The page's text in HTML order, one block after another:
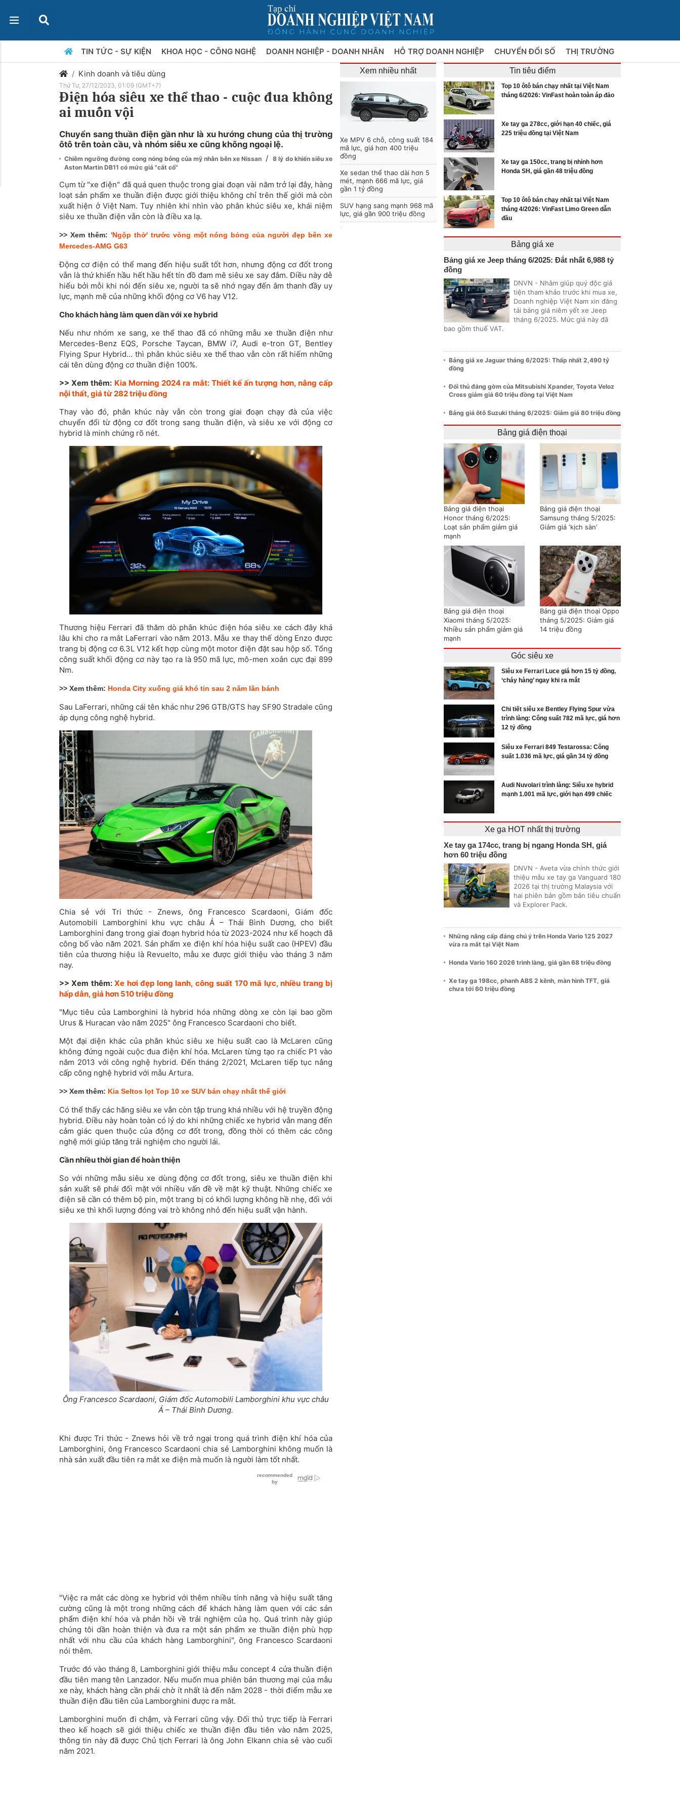
TIN TỨC - SỰ KIỆN KHOA HỌC - CÔNG NGHỆ DOANH NGHIỆP - DOANH NHÂN HỖ TRỢ DOANH NGHIỆP CHUYỂN ĐỔI SỐ THỊ TRƯỜNG
Kinh doanh và tiêu dùng
Thứ Tư, 27/12/2023, 01:09 (GMT+7)
Điện hóa siêu xe thể thao - cuộc đua không
ai muốn vội
Chuyển sang thuần điện gần như là xu hướng chung của thị trường
ôtô trên toàn cầu, và nhóm siêu xe cũng không ngoại lệ.
Chiêm ngưỡng đường cong nóng bỏng của mỹ nhân bên xe Nissan /
8 lý do khiến siêu xe
Aston Martin DB11 có mức giá "cắt cổ"
Cụm từ "xe điện" đã quá quen thuộc trong giai đoạn vài năm trở lại đây, hàng
loạt sản phẩm xe thuần điện được giới thiệu không chỉ trên thế giới mà còn
xuất hiện ở Việt Nam. Tuy nhiên khi nhìn vào phân khúc siêu xe, khái niệm
siêu xe thuần điện vẫn còn là điều xa lạ.
>> Xem thêm: 'Ngộp thở' trước vòng một nóng bỏng của người đẹp bên xe
Mercedes-AMG G63
Động cơ điện có thể mang đến hiệu suất tốt hơn, nhưng động cơ đốt trong
vẫn là thứ khiến hầu hết hầu hết tín đồ đam mê siêu xe say đắm. Điều này dễ
hiểu bởi mỗi khi nói đến siêu xe, người ta sẽ nhớ ngay đến âm thanh đầy uy
lực, mạnh mẽ của những khối động cơ V6 hay V12.
Cho khách hàng làm quen dần với xe hybrid
Nếu như nhóm xe sang, xe thể thao đã có những mẫu xe thuần điện như
Mercedes-Benz EQS, Porsche Taycan, BMW i7, Audi e-tron GT, Bentley
Flying Spur Hybrid... thì phân khúc siêu xe thể thao vẫn còn rất hiếm những
cái tên dùng động cơ thuần điện 100%.
>> Xem thêm: Kia Morning 2024 ra mắt: Thiết kế ấn tượng hơn, nâng cấp
nội thất, giá từ 282 triệu đồng
Thay vào đó, phân khúc này vẫn còn trong giai đoạn chạy đà của việc
chuyển đổi từ động cơ đốt trong sang thuần điện, và siêu xe với động cơ
hybrid là minh chứng rõ nét.
Thương hiệu Ferrari đã thăm dò phân khúc điện hóa siêu xe cách đây khá
lâu khi cho ra mắt LaFerrari vào năm 2013. Mẫu xe thay thế dòng Enzo được
trang bị động cơ 6.3L V12 kết hợp cùng một motor điện đặt sau hộp số. Tổng
công suất khối động cơ này tạo ra là 950 mã lực, mô-men xoắn cực đại 899
Nm.
>> Xem thêm: Honda City xuống giá khó tin sau 2 năm lăn bánh
Sau LaFerrari, những cái tên khác như 296 GTB/GTS hay SF90 Stradale cũng
áp dụng công nghệ hybrid.
Chia sẻ với Tri thức - Znews, ông Francesco Scardaoni, Giám đốc
Automobili Lamborghini khu vực châu Á – Thái Bình Dương, cho biết
Lamborghini đang trong giai đoạn hybrid hóa từ 2023-2024 như kế hoạch đã
công bố vào năm 2021. Sản phẩm xe điện khí hóa hiệu suất cao (HPEV) đầu
tiên của thương hiệu là Revuelto, mẫu xe được giới thiệu vào tháng 3 năm
nay.
>> Xem thêm:Xe hơi đẹp long lanh, công suất 170 mã lực, nhiều trang bị
hấp dẫn, giá hơn 510 triệu đồng
"Mục tiêu của Lamborghini là hybrid hóa những dòng xe còn lại bao gồm
Urus & Huracan vào năm 2025" ông Francesco Scardaoni cho biết.
Một đại diện khác của phân khúc siêu xe hiệu suất cao là McLaren cũng
không đứng ngoài cuộc đua điện khí hóa. McLaren từng tạo ra chiếc P1 vào
năm 2013 với công nghệ hybrid. Đến tháng 2/2021, McLaren tiếp tục nâng
cấp công nghệ hybrid với mẫu Artura.
>> Xem thêm: Kia Seltos lọt Top 10 xe SUV bán chạy nhất thế giới
Có thể thấy các hãng siêu xe vẫn còn tập trung khá nhiều với hệ truyền động
hybrid. Điều này hoàn toàn có lý do khi những chiếc xe hybrid vẫn mang đến
cảm giác quen thuộc của động cơ đốt trong, đồng thời có thêm các công
nghệ mới giúp tăng trải nghiệm cho người lái.
Cần nhiều thời gian để hoàn thiện
So với những mẫu siêu xe dùng động cơ đốt trong, siêu xe thuần điện khi
sản xuất sẽ phải đối mặt với nhiều vấn đề về mặt kỹ thuật. Những chiếc xe
điện sẽ cần có thêm bộ pin, một trang bị có khối lượng không hề nhẹ, đối với
siêu xe thì khối lượng đóng vai trò không nhỏ đến hiệu suất vận hành.
Ông Francesco Scardaoni, Giám đốc Automobili Lamborghini khu vực châu
Á – Thái Bình Dương.
Khi được Tri thức - Znews hỏi về trở ngại trong quá trình điện khí hóa của
Lamborghini, ông Francesco Scardaoni chia sẻ Lamborghini không muốn là
nhà sản xuất đầu tiên ra mắt xe điện mà muốn là người làm tốt nhất.
"Việc ra mắt các dòng xe hybrid với thêm nhiều tính năng và hiệu suất tăng
cường cũng là một trong những cách để khách hàng làm quen với các sản
phẩm điện khí hóa và phản hồi về trải nghiệm của họ. Quá trình này giúp
chúng tôi dần hoàn thiện và đưa ra một sản phẩm xe thuần điện phù hợp
nhất với nhu cầu của khách hàng Lamborghini", ông Francesco Scardaoni
nói thêm.
Trước đó vào tháng 8, Lamborghini giới thiệu mẫu concept 4 cửa thuần điện
đầu tiên mang tên Lanzador. Nếu muốn mua phiên bản thương mại của mẫu
xe này, khách hàng cần phải chờ ít nhất là đến năm 2028 - thời điểm mẫu xe
thuần điện đầu tiên của Lamborghini được ra mắt.
Lamborghini muốn đi chậm, và Ferrari cũng vậy. Đối thủ trực tiếp là Ferrari
theo kế hoạch sẽ giới thiệu chiếc xe thuần điện đầu tiên vào năm 2025,
thông tin này đã được Chủ tịch Ferrari là ông John Elkann chia sẻ vào cuối
năm 2021.
Xem nhiều nhất
Xe MPV 6 chỗ, công suất 184
mã lực, giá hơn 400 triệu
đồng
Xe sedan thể thao dài hơn 5
mét, mạnh 666 mã lực, giá
gần 1 tỷ đồng
SUV hạng sang mạnh 968 mã
lực, giá gần 900 triệu đồng
Tin tiêu điểm
Top 10 ôtô bán chạy nhất tại Việt Nam
tháng 6/2026: VinFast hoàn toàn áp đảo
Xe tay ga 278cc, giới hạn 40 chiếc, giá
225 triệu đồng tại Việt Nam
Xe tay ga 150cc, trang bị nhỉnh hơn
Honda SH, giá gần 48 triệu đồng
Top 10 ôtô bán chạy nhất tại Việt Nam
tháng 4/2026: VinFast Limo Green dẫn
đầu
Bảng giá xe
Bảng giá xe Jeep tháng 6/2025: Đắt nhất 6,988 tỷ
đồng
DNVN - Nhằm giúp quý độc giả
tiện tham khảo trước khi mua xe,
Doanh nghiệp Việt Nam xin đăng
tải bảng giá niêm yết xe Jeep
tháng 6/2025. Mức giá này đã
bao gồm thuế VAT.
Bảng giá xe Jaguar tháng 6/2025: Thấp nhất 2,490 tỷ
đồng
Đối thủ đáng gờm của Mitsubishi Xpander, Toyota Veloz
Cross giảm giá 60 triệu đồng tại Việt Nam
Bảng giá ôtô Suzuki tháng 6/2025: Giảm giá 80 triệu đồng
Bảng giá điện thoại
Bảng giá điện thoại
Honor tháng 6/2025:
Loạt sản phẩm giảm giá
mạnh
Bảng giá điện thoại
Samsung tháng 5/2025:
Giảm giá ‘kịch sàn’
Bảng giá điện thoại
Xiaomi tháng 5/2025:
Nhiều sản phẩm giảm giá
mạnh
Bảng giá điện thoại Oppo
tháng 5/2025: Giảm giá
14 triệu đồng
Góc siêu xe
Siêu xe Ferrari Luce giá hơn 15 tỷ đồng,
‘cháy hàng’ ngay khi ra mắt
Chi tiết siêu xe Bentley Flying Spur vừa
trình làng: Công suất 782 mã lực, giá hơn
12 tỷ đồng
Siêu xe Ferrari 849 Testarossa: Công
suất 1.036 mã lực, giá gần 34 tỷ đồng
Audi Nuvolari trình làng: Siêu xe hybrid
mạnh 1.001 mã lực, giới hạn 499 chiếc
Xe ga HOT nhất thị trường
Xe tay ga 174cc, trang bị ngang Honda SH, giá
hơn 60 triệu đồng
DNVN - Aveta vừa chính thức giới
thiệu mẫu xe tay ga Vanguard 180
2026 tại thị trường Malaysia với
hai phiên bản gồm bản tiêu chuẩn
và Explorer Pack.
Những nâng cấp đáng chú ý trên Honda Vario 125 2027
vừa ra mắt tại Việt Nam
Honda Vario 160 2026 trình làng, giá gần 68 triệu đồng
Xe tay ga 198cc, phanh ABS 2 kênh, màn hình TFT, giá
chưa tới 60 triệu đồng